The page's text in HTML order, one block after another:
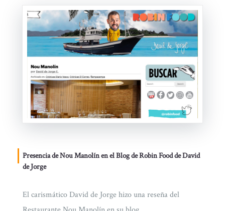
Presencia de Nou Manolín en el Blog de Robin Food de David
de Jorge
El carismático David de Jorge hizo una reseña del